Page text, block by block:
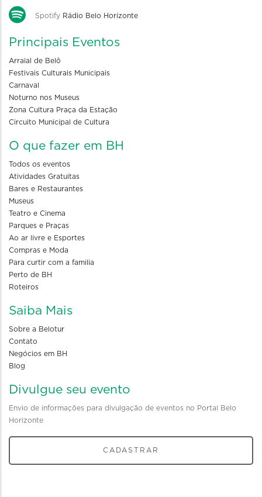
Spotify Rádio Belo Horizonte
Principais Eventos
Arraial de Belô
Festivais Culturais Municipais
Carnaval
Noturno nos Museus
Zona Cultura Praça da Estação
Circuito Municipal de Cultura
O que fazer em BH
Todos os eventos
Atividades Gratuitas
Bares e Restaurantes
Museus
Teatro e Cinema
Parques e Praças
Ao ar livre e Esportes
Compras e Moda
Para curtir com a familia
Perto de BH
Roteiros
Saiba Mais
Sobre a Belotur
Contato
Negócios em BH
Blog
Divulgue seu evento
Envio de informações para divulgação de eventos no Portal Belo
Horizonte
CADASTRAR